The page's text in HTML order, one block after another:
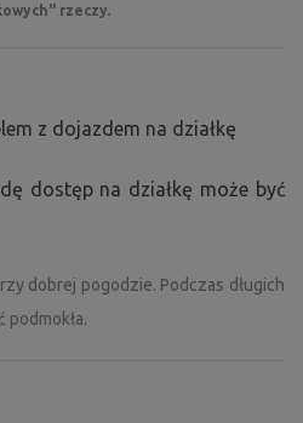
rzeczy.
z dojazdem na działkę
dostęp na działkę może być
dobrej pogodzie. Podczas długich
podmokła.